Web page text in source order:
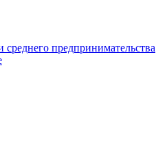
предпринимательства